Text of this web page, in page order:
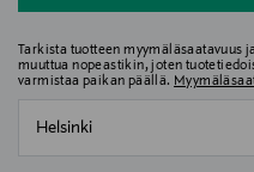
Tarkista tuotteen myymäläsaatavuus
muuttua nopeastikin, joten
varmistaa paikan päällä.
Helsinki